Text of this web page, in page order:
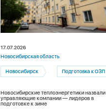
17.07.2026
Новосибирская область
Новосибирск Подготовка к ОЗП
Новосибирские теплоэнергетики назвали
управляющие компании — лидеров в
подготовке к зиме